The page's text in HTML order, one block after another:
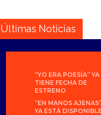
Últimas Noticias
“YO ERA POESÍA” YA
TIENE FECHA DE
ESTRENO
“EN MANOS
YA ESTÁ DISPONIBLE